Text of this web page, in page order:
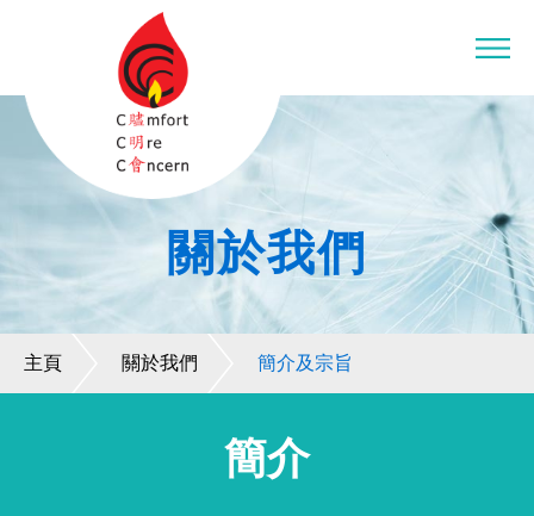
關於我們
主頁 關於我們 簡介及宗旨
簡介